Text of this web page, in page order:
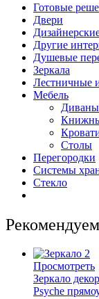
Готовые
Двери
Другие
Душевые
Зеркала
Лестничные
Мебель
Диваны
Столы
Перегородки
Системы
Стекло
Просмотреть
Зеркало
Psyche